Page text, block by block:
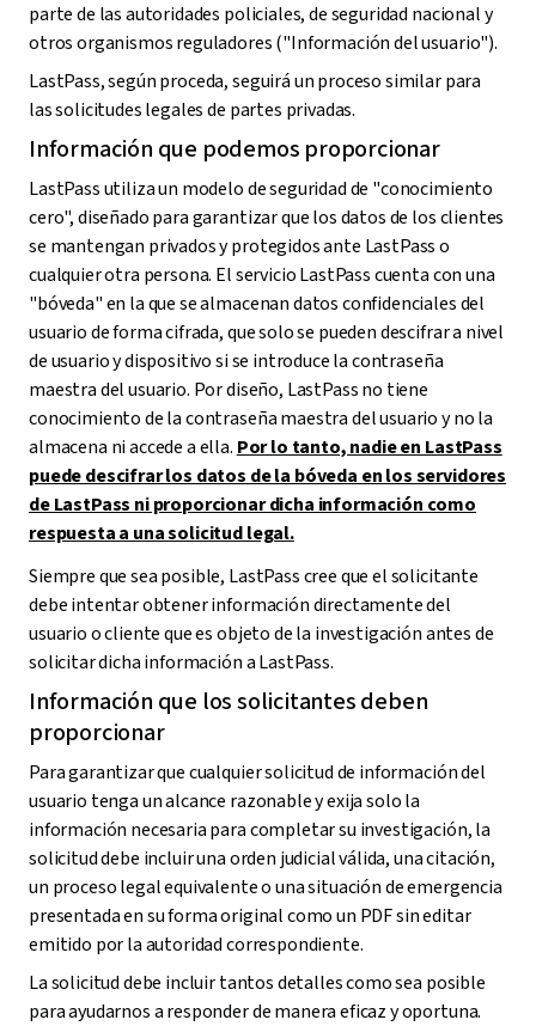
parte de las autoridades policiales, de seguridad nacional y
otros organismos reguladores ("Información del usuario").
LastPass, según proceda, seguirá un proceso similar para
las solicitudes legales de partes privadas.
Información que podemos proporcionar
LastPass utiliza un modelo de seguridad de "conocimiento
cero", diseñado para garantizar que los datos de los clientes
se mantengan privados y protegidos ante LastPass o
cualquier otra persona. El servicio LastPass cuenta con una
"bóveda" en la que se almacenan datos confidenciales del
usuario de forma cifrada, que solo se pueden descifrar a nivel
de usuario y dispositivo si se introduce la contraseña
maestra del usuario. Por diseño, LastPass no tiene
conocimiento de la contraseña maestra del usuario y no la
almacena ni accede a ella. Por lo tanto, nadie en LastPass
puede descifrar los datos de la bóveda en los servidores
de LastPass ni proporcionar dicha información como
respuesta a una solicitud legal.
Siempre que sea posible, LastPass cree que el solicitante
debe intentar obtener información directamente del
usuario o cliente que es objeto de la investigación antes de
solicitar dicha información a LastPass.
Información que los solicitantes deben
proporcionar
Para garantizar que cualquier solicitud de información del
usuario tenga un alcance razonable y exija solo la
información necesaria para completar su investigación, la
solicitud debe incluir una orden judicial válida, una citación,
un proceso legal equivalente o una situación de emergencia
presentada en su forma original como un PDF sin editar
emitido por la autoridad correspondiente.
La solicitud debe incluir tantos detalles como sea posible
para ayudarnos a responder de manera eficaz y oportuna.